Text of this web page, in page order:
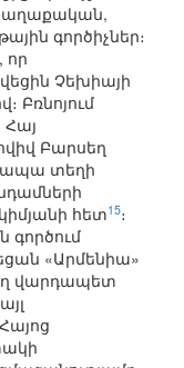
քաղաքական,
գործիչներ։
որ
Չեխիայի
Բռնոյում
Բարսեղ
ապա տեղի
հետ15։
գործում
«Արմենիա»
վարդապետ